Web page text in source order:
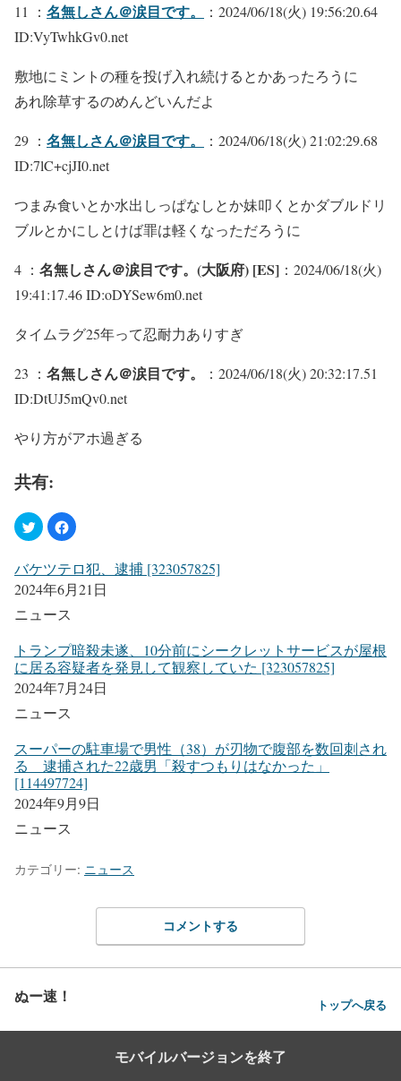
11 ： 名無しさん＠涙目です。
：2024/06/18(火) 19:56:20.64
ID:VyTwhkGv0.net
敷地にミントの種を投げ入れ続けるとかあったろうに
あれ除草するのめんどいんだよ
29 ： 名無しさん＠涙目です。
：2024/06/18(火) 21:02:29.68
ID:7lC+cjJI0.net
つまみ食いとか水出しっぱなしとか妹叩くとかダブルドリ
ブルとかにしとけば罪は軽くなっただろうに
4 ： 名無しさん＠涙目です。(大阪府) [ES] ：2024/06/18(火)
19:41:17.46 ID:oDYSew6m0.net
タイムラグ25年って忍耐力ありすぎ
23 ： 名無しさん＠涙目です。
：2024/06/18(火) 20:32:17.51
ID:DtUJ5mQv0.net
やり方がアホ過ぎる
共有:
バケツテロ犯、逮捕 [323057825]
2024年6月21日
ニュース
トランプ暗殺未遂、10分前にシークレットサービスが屋根
に居る容疑者を発見して観察していた [323057825]
2024年7月24日
ニュース
スーパーの駐車場で男性（38）が刃物で腹部を数回刺され
る 逮捕された22歳男「殺すつもりはなかった」
[114497724]
2024年9月9日
ニュース
カテゴリー: ニュース
コメントする
ぬー速！ トップへ戻る
モバイルバージョンを終了